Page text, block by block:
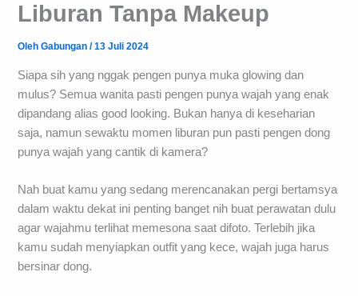
Liburan Tanpa Makeup
OlehGabungan/13 Juli 2024
Siapa sih yang nggak pengen punya muka glowing dan
mulus? Semua wanita pasti pengen punya wajah yang enak
dipandang alias good looking. Bukan hanya di keseharian
saja, namun sewaktu momen liburan pun pasti pengen dong
punya wajah yang cantik di kamera?
Nah buat kamu yang sedang merencanakan pergi bertamsya
dalam waktu dekat ini penting banget nih buat perawatan dulu
agar wajahmu terlihat memesona saat difoto. Terlebih jika
kamu sudah menyiapkan outfit yang kece, wajah juga harus
bersinar dong.